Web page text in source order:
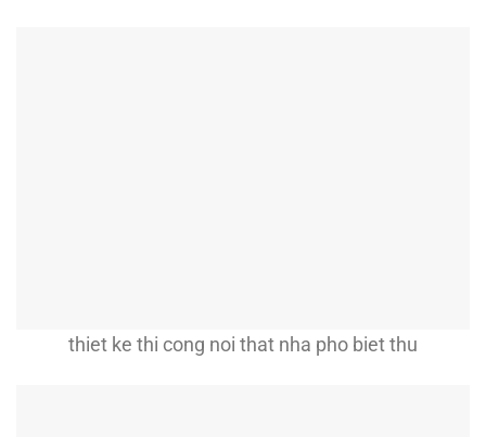
thiet ke thi cong noi that nha pho biet thu